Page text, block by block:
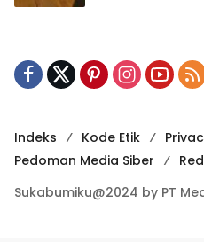
Indeks Kode Etik
Pedoman Media Siber
Sukabumiku@2024 by PT